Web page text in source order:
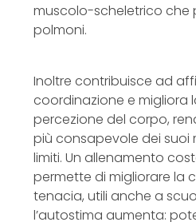
muscolo-scheletrico che
polmoni.
Inoltre contribuisce ad
coordinazione e migliora
percezione del corpo,
più consapevole dei suoi
limiti. Un allenamento
permette di migliorare la
tenacia, utili anche a
l’autostima aumenta: